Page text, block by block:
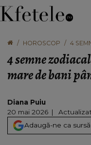
HOROSCOP
4
2026
4 semne
mare de bani
Diana Puiu
20 mai 2026
Adaugă-ne ca